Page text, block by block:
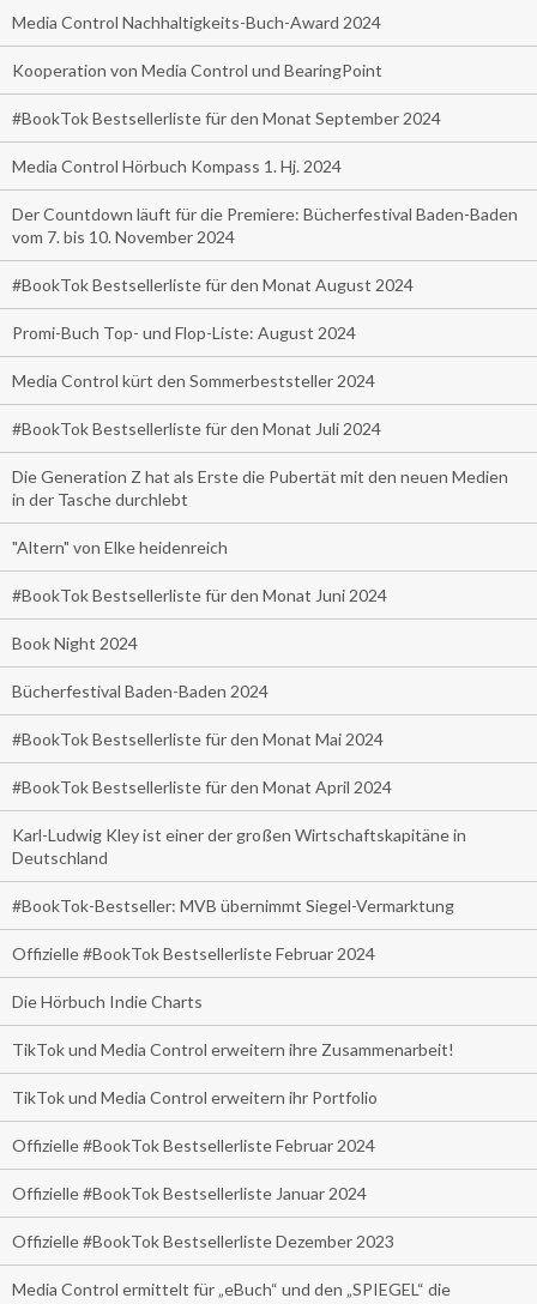
Media Control Nachhaltigkeits-Buch-Award 2024
Kooperation von Media Control und BearingPoint
#BookTok Bestsellerliste für den Monat September 2024
Media Control Hörbuch Kompass 1. Hj. 2024
Der Countdown läuft für die Premiere: Bücherfestival Baden-Baden
vom 7. bis 10. November 2024
#BookTok Bestsellerliste für den Monat August 2024
Promi-Buch Top- und Flop-Liste: August 2024
Media Control kürt den Sommerbeststeller 2024
#BookTok Bestsellerliste für den Monat Juli 2024
Die Generation Z hat als Erste die Pubertät mit den neuen Medien
in der Tasche durchlebt
"Altern" von Elke heidenreich
#BookTok Bestsellerliste für den Monat Juni 2024
Book Night 2024
Bücherfestival Baden-Baden 2024
#BookTok Bestsellerliste für den Monat Mai 2024
#BookTok Bestsellerliste für den Monat April 2024
Karl-Ludwig Kley ist einer der großen Wirtschaftskapitäne in
Deutschland
#BookTok-Bestseller: MVB übernimmt Siegel-Vermarktung
Offizielle #BookTok Bestsellerliste Februar 2024
Die Hörbuch Indie Charts
TikTok und Media Control erweitern ihre Zusammenarbeit!
TikTok und Media Control erweitern ihr Portfolio
Offizielle #BookTok Bestsellerliste Februar 2024
Offizielle #BookTok Bestsellerliste Januar 2024
Offizielle #BookTok Bestsellerliste Dezember 2023
Media Control ermittelt für „eBuch“ und den „SPIEGEL“ die